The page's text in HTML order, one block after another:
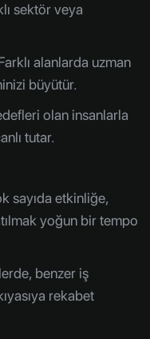
sektör veya
alanlarda uzman
büyütür.
olan insanlarla
tutar.
sayıda etkinliğe,
yoğun bir tempo
benzer iş
rekabet